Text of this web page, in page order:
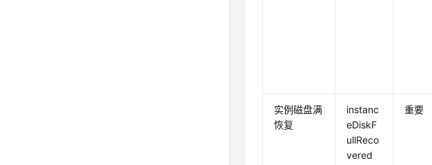
实例磁盘满
恢复
instanc
eDiskF
ullReco
vered
重要